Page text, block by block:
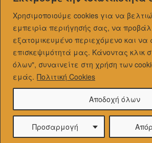
Χρησιμοποιούμε cookies για να
εμπειρία περιήγησής σας, να
εξατομικευμένo περιεχόμενο και
επισκεψιμότητά μας. Κάνοντας κλικ
όλων", συναινείτε στη χρήση των
εμάς. Πολιτική Cookies
Προσαρμογή
Αποδοχή όλων
Theme by SiteOrigin